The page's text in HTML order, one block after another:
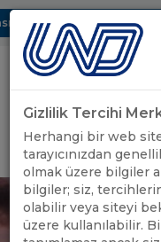
Dijital UBAK Bölümü
Gizlilik Tercihi
Herhangi bir web
tarayıcınızdan
olmak üzere bilgiler
bilgiler; siz,
olabilir veya siteyi
üzere kullanılabilir.